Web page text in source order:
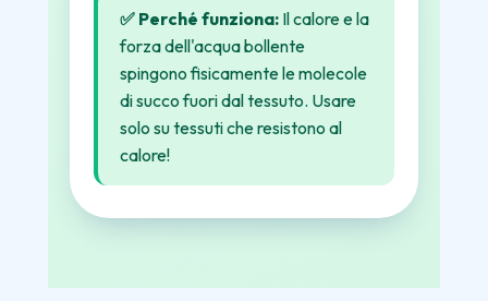
✅ Perché funziona: Il calore e la
forza dell'acqua bollente
spingono fisicamente le molecole
di succo fuori dal tessuto. Usare
solo su tessuti che resistono al
calore!